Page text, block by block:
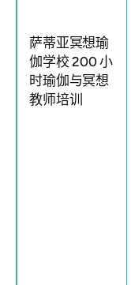
萨蒂亚冥想瑜
伽学校 200 小
时瑜伽与冥想
教师培训